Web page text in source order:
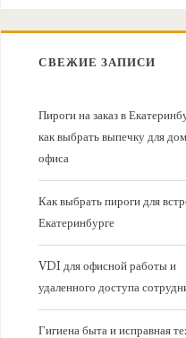
о
:
СВЕЖИЕ ЗАПИСИ
Пироги на заказ в
как выбрать выпечку для
офиса
Как выбрать пироги для
Екатеринбурге
VDI для офисной работы и
удаленного доступа
Гигиена быта и исправная